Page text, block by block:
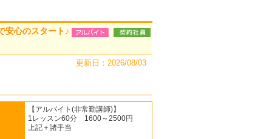
安心のスタート♪
更新日：2026/08/03
【アルバイト(非常勤講師)】
1レッスン60分 1600～2500円
上記＋諸手当